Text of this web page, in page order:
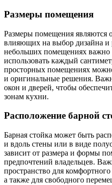
Размеры помещения
Размеры помещения являются
влияющих на выбор дизайна и
небольших помещениях важно
использовать каждый
просторных помещениях
и оригинальные решения.
окон и дверей, чтобы
зонам кухни.
Расположение барной
Барная стойка может быть
и вдоль стены или в виде
зависит от размера и формы
предпочтений владельцев.
пространство для
а также для свободного